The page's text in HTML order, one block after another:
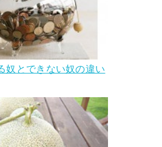
奴とできない奴の違い